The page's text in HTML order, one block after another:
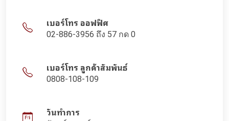
เบอร์โทร ออฟฟิศ
02-886-3956 ถึง 57 กด 0
เบอร์โทร ลูกค้าสัมพันธ์
0808-108-109
วันทำการ